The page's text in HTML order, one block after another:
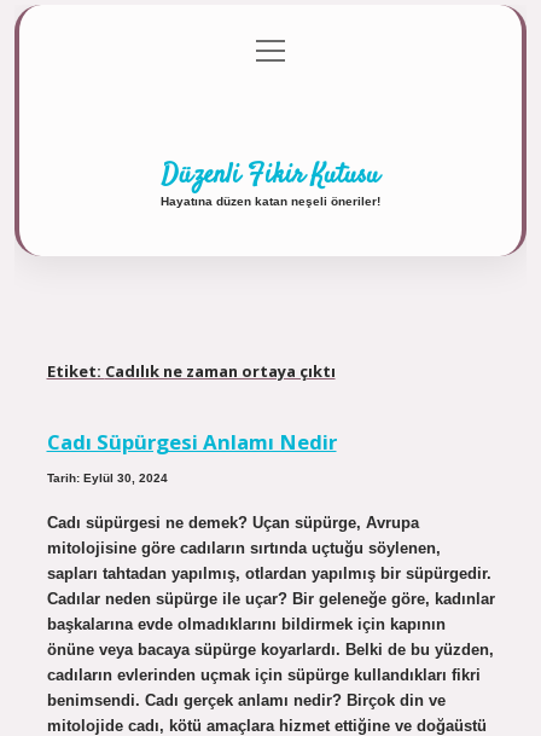
Gizlilik Politikası
menüyü
aç
Düzenli Fikir Kutusu
Hayatına düzen katan neşeli öneriler!
Etiket: Cadılık ne zaman ortaya çıktı
Cadı Süpürgesi Anlamı Nedir
Tarih: Eylül 30, 2024
Cadı süpürgesi ne demek? Uçan süpürge, Avrupa
mitolojisine göre cadıların sırtında uçtuğu söylenen,
sapları tahtadan yapılmış, otlardan yapılmış bir süpürgedir.
Cadılar neden süpürge ile uçar? Bir geleneğe göre, kadınlar
başkalarına evde olmadıklarını bildirmek için kapının
önüne veya bacaya süpürge koyarlardı. Belki de bu yüzden,
cadıların evlerinden uçmak için süpürge kullandıkları fikri
benimsendi. Cadı gerçek anlamı nedir? Birçok din ve
mitolojide cadı, kötü amaçlara hizmet ettiğine ve doğaüstü